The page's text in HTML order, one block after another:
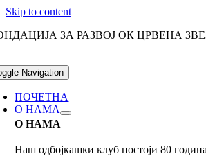
Skip to content
ЗА РАЗВОЈ ОК ЦРВЕНА
Navigation
ПОЧЕТНА
О НАМА
О НАМА
Наш одбојкашки клуб постоји 80